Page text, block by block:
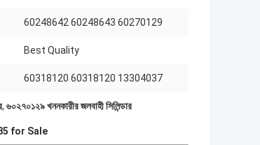
60248642 60248643 60270129
Best Quality
60318120 60318120 13304037
, ৬০২৭০১২৯ খননকারীর জলবাহী সিলিন্ডার
for Sale